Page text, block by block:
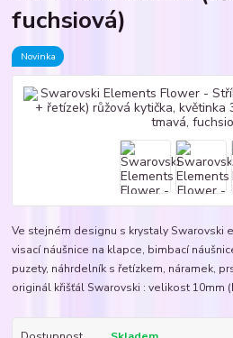
fuchsiová)
Novinka
Ve stejném designu s krystaly Swarovski
visací náušnice na klapce, bimbací
puzety, náhrdelník s řetízkem, náramek,
originál křišťál Swarovski : velikost 10mm